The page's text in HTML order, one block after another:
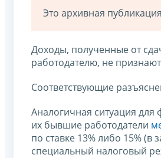
Это архивная
Доходы, полученные от
работодателю, не
Соответствующие
Аналогичная ситуация
их бывшие работодатели
по ставке 13% либо 15%
специальный налоговый